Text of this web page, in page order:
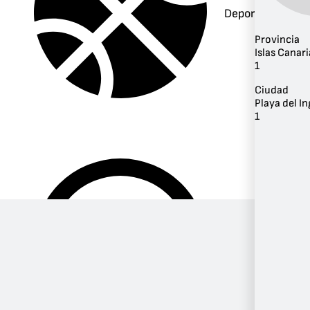
Deportes
Provincia
Islas
1
Ciudad
Playa del
1